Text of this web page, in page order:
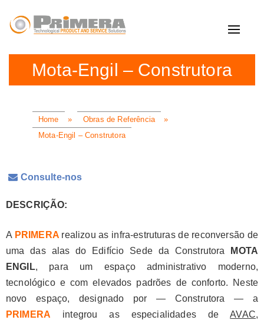
Toggle
Mota-Engil – Construtora
Home » Obras de Referência
»
Mota-Engil – Construtora
Consulte-nos
DESCRIÇÃO:
A PRIMERA realizou as infra-estruturas de reconversão de
uma das alas do Edifício Sede da Construtora
MOTA
ENGIL, para um espaço administrativo moderno,
tecnológico e com elevados padrões de conforto. Neste
novo espaço, designado por — Construtora — a
PRIMERA
integrou as especialidades deAVAC,